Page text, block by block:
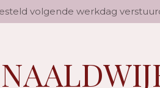
volgende werkdag